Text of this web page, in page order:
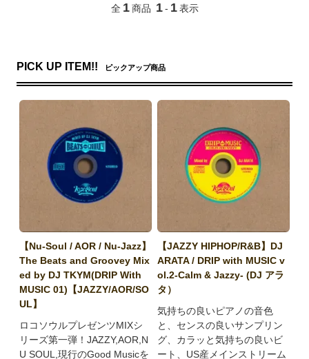
全 1 商品 1 - 1 表示
PICK UP ITEM!! ピックアップ商品
【Nu-Soul / AOR / Nu-Jazz】
The Beats and Groovey Mix
ed by DJ TKYM(DRIP With
MUSIC 01)【JAZZY/AOR/SO
UL】
ロコソウルプレゼンツMIXシ
リーズ第一弾！JAZZY,AOR,N
U SOUL,現行のGood Musicを
【JAZZY HIPHOP/R&B】DJ
ARATA / DRIP with MUSIC v
ol.2-Calm & Jazzy- (DJ アラ
タ）
気持ちの良いピアノの音色
と、センスの良いサンプリン
グ、カラッと気持ちの良いビ
ート、US産メインストリーム